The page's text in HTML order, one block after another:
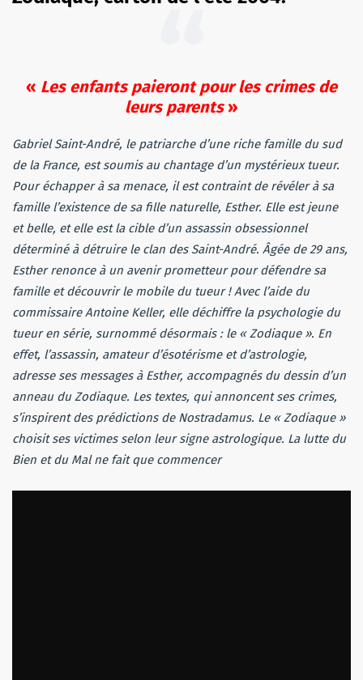
« Les enfants paieront pour les crimes de
leurs parents »
Gabriel Saint-André, le patriarche d’une riche famille du sud
de la France, est soumis au chantage d’un mystérieux tueur.
Pour échapper à sa menace, il est contraint de révéler à sa
famille l’existence de sa fille naturelle, Esther. Elle est jeune
et belle, et elle est la cible d’un assassin obsessionnel
déterminé à détruire le clan des Saint-André. Âgée de 29 ans,
Esther renonce à un avenir prometteur pour défendre sa
famille et découvrir le mobile du tueur ! Avec l’aide du
commissaire Antoine Keller, elle déchiffre la psychologie du
tueur en série, surnommé désormais : le « Zodiaque ». En
effet, l’assassin, amateur d’ésotérisme et d’astrologie,
adresse ses messages à Esther, accompagnés du dessin d’un
anneau du Zodiaque. Les textes, qui annoncent ses crimes,
s’inspirent des prédictions de Nostradamus. Le « Zodiaque »
choisit ses victimes selon leur signe astrologique. La lutte du
Bien et du Mal ne fait que commencer